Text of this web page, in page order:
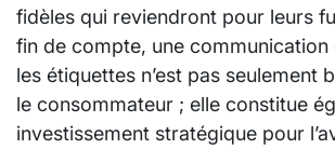
fidèles qui reviendront pour leurs
fin de compte, une communication
les étiquettes n’est pas seulement
le consommateur ; elle constitue
investissement stratégique pour